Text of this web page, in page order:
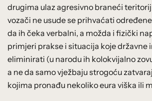
drugima ulaz agresivno braneći
vozači ne usude se prihvaćati
da ih čeka verbalni, a možda i fizički
primjeri prakse i situacija koje državne
eliminirati (u narodu ih kolokvijalno
a ne da samo vježbaju strogoću
kojima pronađu nekoliko eura viška ili